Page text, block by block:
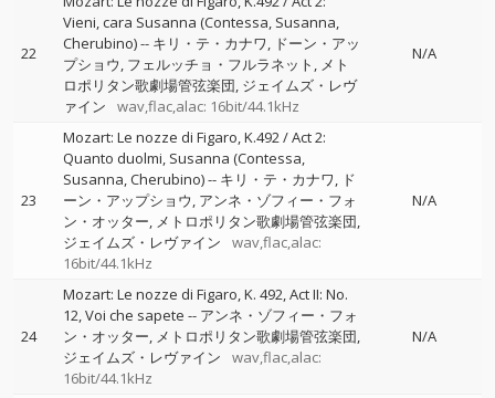
22
Vieni, cara Susanna (Contessa, Susanna,
Cherubino)-- キリ・テ・カナワ
ドーン・アッ
プショウ フェルッチョ・フルラネット
メト
ロポリタン歌劇場管弦楽団 ジェイムズ・レヴ
ァイン
wav,flac,alac: 16bit/44.1kHz
N/A
23
Mozart: Le nozze di Figaro, K.492 / Act 2:
Quanto duolmi, Susanna (Contessa,
Susanna, Cherubino)-- キリ・テ・カナワ
ド
ーン・アップショウ アンネ・ゾフィー・フォ
ン・オッター メトロポリタン歌劇場管弦楽団
ジェイムズ・レヴァイン
wav,flac,alac:
16bit/44.1kHz
N/A
24
Mozart: Le nozze di Figaro, K. 492, Act II: No.
12, Voi che sapete -- アンネ・ゾフィー・フォ
ン・オッター メトロポリタン歌劇場管弦楽団
ジェイムズ・レヴァイン
wav,flac,alac:
16bit/44.1kHz
N/A